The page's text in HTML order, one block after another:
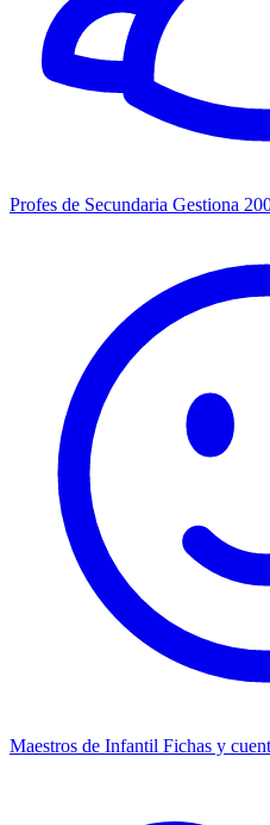
Profes de Secundaria Gestiona
Maestros de Infantil Fichas y